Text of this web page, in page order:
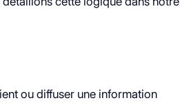
ou diffuser une information